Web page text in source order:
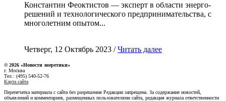
Константин Феоктистов — эксперт в области энерго-
решений и технологического предпринимательства, с
многолетним опытом...
Четверг, 12 Октябрь 2023 /Читать далее
© 2026 «Новости энеретики»
г. Москва
Тел.: (495) 540-52-76
Карта сайта
Перепечатка материала с сайта без разрешения Редакции запрещена. За содержание новостей,
объявлений и комментариев, размещенных пользователями сайта, редакция журнала ответственности